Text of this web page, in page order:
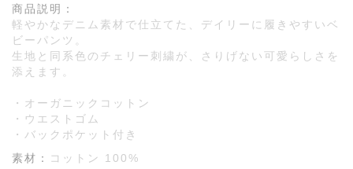
商品説明：
軽やかなデニム素材で仕立てた、デイリーに履きやすいベ
ビーパンツ。
生地と同系色のチェリー刺繍が、さりげない可愛らしさを
添えます。
・オーガニックコットン
・ウエストゴム
・バックポケット付き
素材：
コットン 100%